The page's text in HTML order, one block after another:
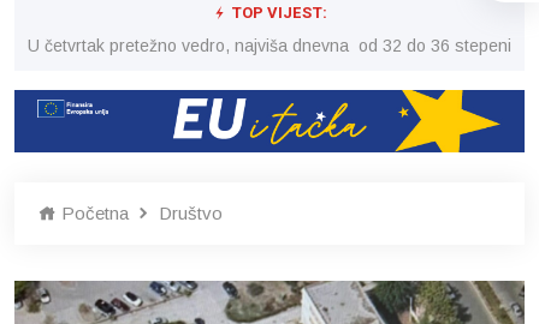
TOP VIJEST:
U četvrtak pretežno vedro, najviša dnevna od 32 do 36 stepeni
Početna Društvo